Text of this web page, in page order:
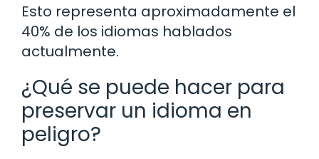
Esto representa aproximadamente el
40% de los idiomas hablados
actualmente.
¿Qué se puede hacer para
preservar un idioma en
peligro?